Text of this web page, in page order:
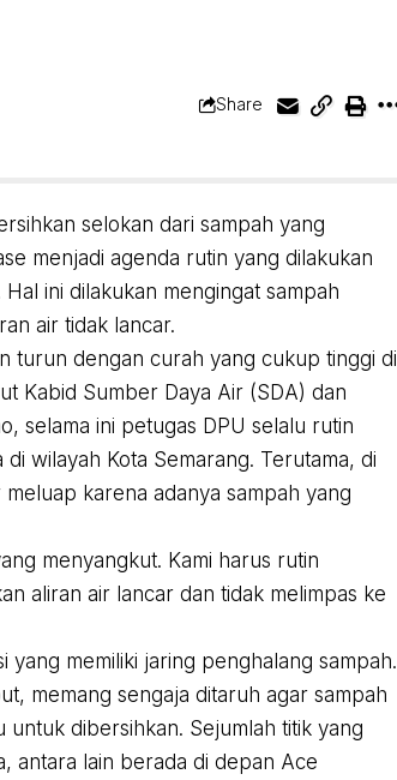
Share
selokan dari sampah yang
menjadi agenda rutin yang dilakukan
ini dilakukan mengingat sampah
air tidak lancar.
turun dengan curah yang cukup tinggi di
Kabid Sumber Daya Air (SDA) dan
selama ini petugas DPU selalu rutin
wilayah Kota Semarang. Terutama, di
karena adanya sampah yang
menyangkut. Kami harus rutin
aliran air lancar dan tidak melimpas ke
yang memiliki jaring penghalang sampah.
memang sengaja ditaruh agar sampah
untuk dibersihkan. Sejumlah titik yang
antara lain berada di depan Ace